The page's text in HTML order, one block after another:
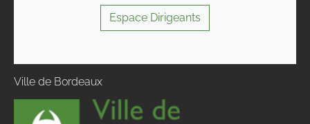
Espace Dirigeants
Ville de Bordeaux